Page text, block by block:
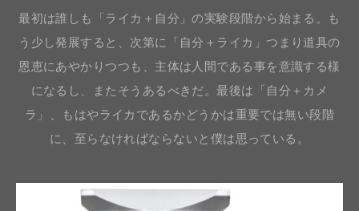
最初は誰しも「ライカ＋自分」の実験段階から始まる。も
う少し発展すると、次第に「自分＋ライカ」つまり道具の
恩恵にあやかりつつも、主体は人間である事を意識する様
になるし、またそうあるべきだ。最後は「自分＋カメ
ラ」、もはやライカであるかどうかは重要では無い段階
に、至らなければならないと僕は思っている。